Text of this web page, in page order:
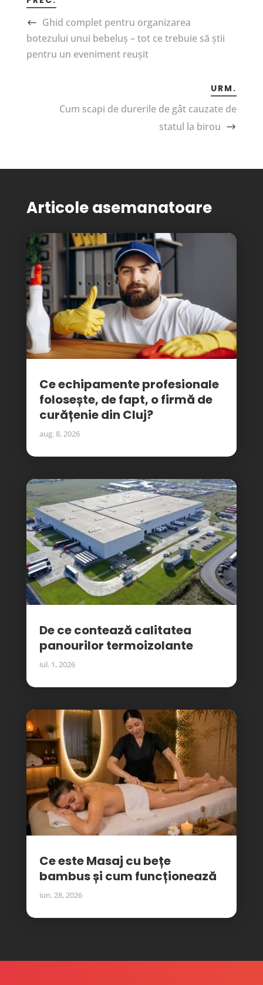
Ghid complet pentru organizarea
botezului unui bebeluș – tot ce trebuie să știi
pentru un eveniment reușit
URM.
Cum scapi de durerile de gât cauzate de
statul la birou
Articole asemanatoare
Ce echipamente profesionale
folosește, de fapt, o firmă de
curățenie din Cluj?
aug. 8, 2026
De ce contează calitatea
panourilor termoizolante
iul. 1, 2026
Ce este Masaj cu bețe
bambus și cum funcționează
iun. 28, 2026